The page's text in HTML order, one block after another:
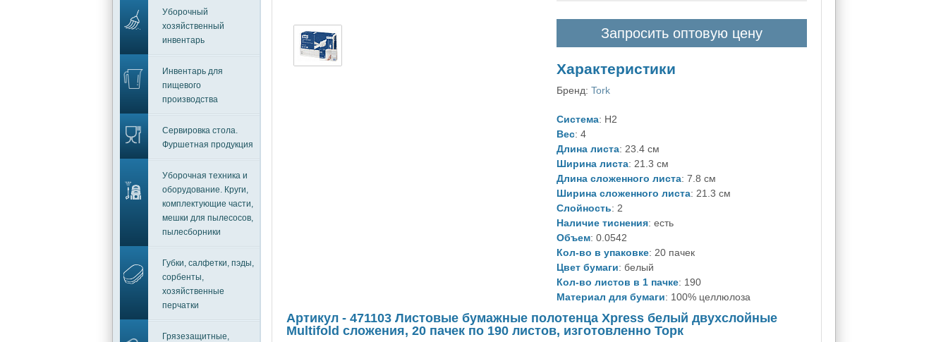
Уборочный
хозяйственный
инвентарь
Инвентарь для
пищевого
производства
Сервировка стола.
Фуршетная продукция
Уборочная техника и
оборудование. Круги,
комплектующие части,
мешки для пылесосов,
пылесборники
Губки, салфетки, пэды,
сорбенты,
хозяйственные
перчатки
Грязезащитные,
Запросить оптовую цену
Характеристики
Бренд: Tork
Система: Н2
Вес: 4
Длина листа: 23.4 см
Ширина листа: 21.3 см
Длина сложенного листа: 7.8 см
Ширина сложенного листа: 21.3 см
Слойность: 2
Наличие тиснения: есть
Объем: 0.0542
Кол-во в упаковке: 20 пачек
Цвет бумаги: белый
Кол-во листов в 1 пачке: 190
Материал для бумаги: 100% целлюлоза
Артикул - 471103 Листовые бумажные полотенца Xpress белый двухслойные
Multifold сложения, 20 пачек по 190 листов, изготовленно Торк